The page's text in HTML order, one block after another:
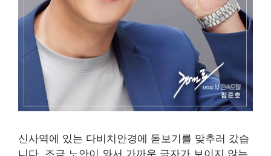
신사역에 있는 다비치안경에 돋보기를 맞추러 갔습
니다. 조금 노안이 와서 가까운 글자가 보이지 않는